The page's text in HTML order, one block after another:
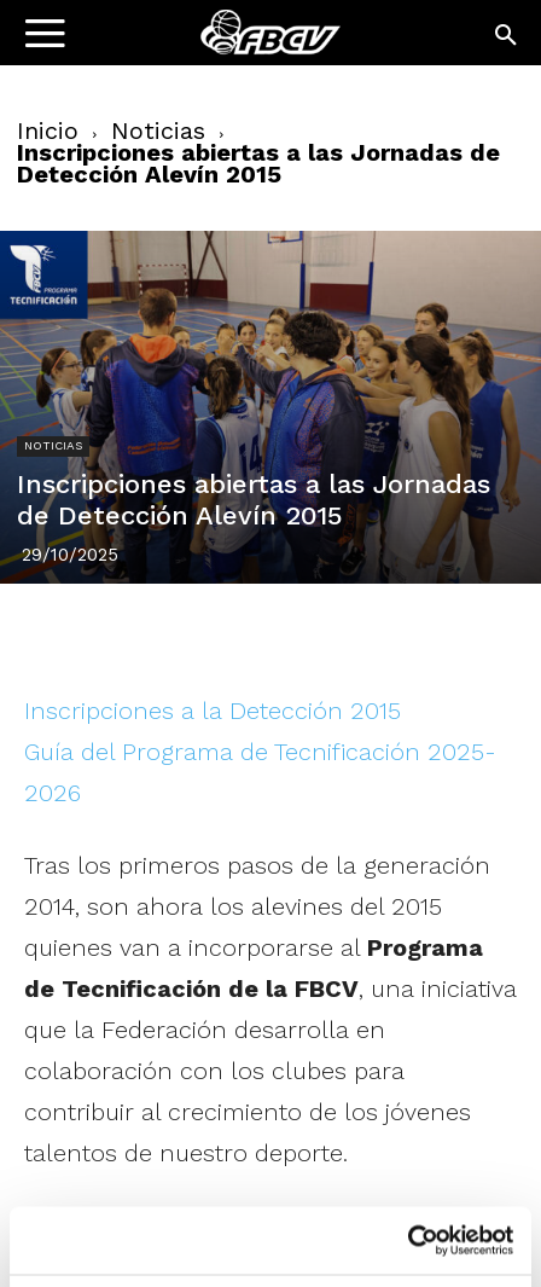
Inicio Noticias
Inscripciones abiertas a las Jornadas de
Detección Alevín 2015
NOTICIAS
Inscripciones abiertas a las Jornadas
de Detección Alevín 2015
29/10/2025
Inscripciones a la Detección 2015
Guía del Programa de Tecnificación 2025-
2026
Tras los primeros pasos de la generación
2014, son ahora los alevines del 2015
quienes van a incorporarse al Programa
de Tecnificación de la FBCV, una iniciativa
que la Federación desarrolla en
colaboración con los clubes para
contribuir al crecimiento de los jóvenes
talentos de nuestro deporte.